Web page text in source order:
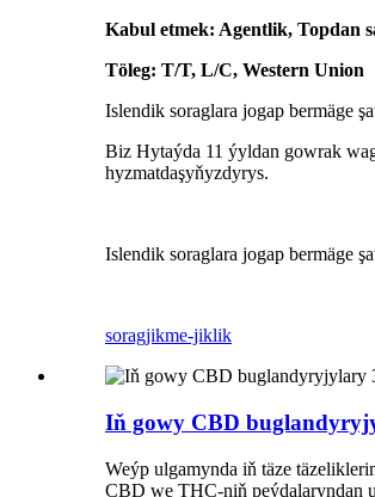
Kabul etmek: Agentlik, Topdan
Töleg: T/T, L/C, Western Union
Islendik soraglara jogap bermäge
Biz Hytaýda 11 ýyldan gowrak
hyzmatdaşyňyzdyrys.
Islendik soraglara jogap bermäge
soragjikme-jiklik
Iň gowy CBD
Weýp ulgamynda iň täze
CBD we THC-niň peýdalaryndan